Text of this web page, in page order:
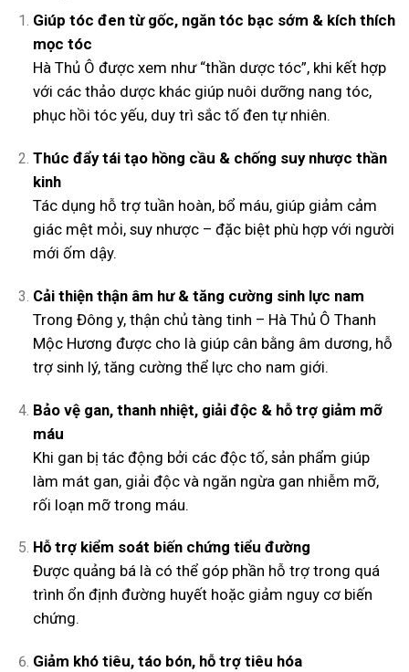
Giúp tóc đen từ gốc, ngăn tóc bạc sớm & kích thích
mọc tóc
Hà Thủ Ô được xem như “thần dược tóc”, khi kết hợp
với các thảo dược khác giúp nuôi dưỡng nang tóc,
phục hồi tóc yếu, duy trì sắc tố đen tự nhiên.
Thúc đẩy tái tạo hồng cầu & chống suy nhược thần
kinh
Tác dụng hỗ trợ tuần hoàn, bổ máu, giúp giảm cảm
giác mệt mỏi, suy nhược – đặc biệt phù hợp với người
mới ốm dậy.
Cải thiện thận âm hư & tăng cường sinh lực nam
Trong Đông y, thận chủ tàng tinh – Hà Thủ Ô Thanh
Mộc Hương được cho là giúp cân bằng âm dương, hỗ
trợ sinh lý, tăng cường thể lực cho nam giới.
Bảo vệ gan, thanh nhiệt, giải độc & hỗ trợ giảm mỡ
máu
Khi gan bị tác động bởi các độc tố, sản phẩm giúp
làm mát gan, giải độc và ngăn ngừa gan nhiễm mỡ,
rối loạn mỡ trong máu.
Hỗ trợ kiểm soát biến chứng tiểu đường
Được quảng bá là có thể góp phần hỗ trợ trong quá
trình ổn định đường huyết hoặc giảm nguy cơ biến
chứng.
Giảm khó tiêu, táo bón, hỗ trợ tiêu hóa